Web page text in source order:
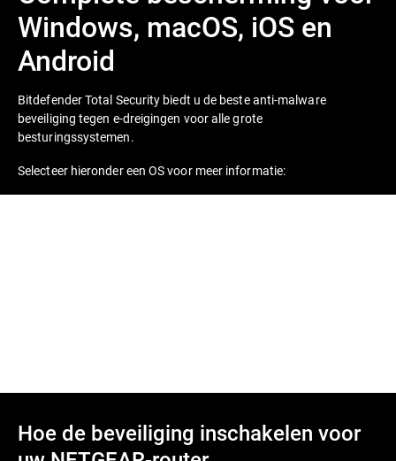
Windows, macOS, iOS en
Android
Bitdefender Total Security biedt u de beste anti-malware
beveiliging tegen e-dreigingen voor alle grote
besturingssystemen.
Selecteer hieronder een OS voor meer informatie:
Hoe de beveiliging inschakelen voor